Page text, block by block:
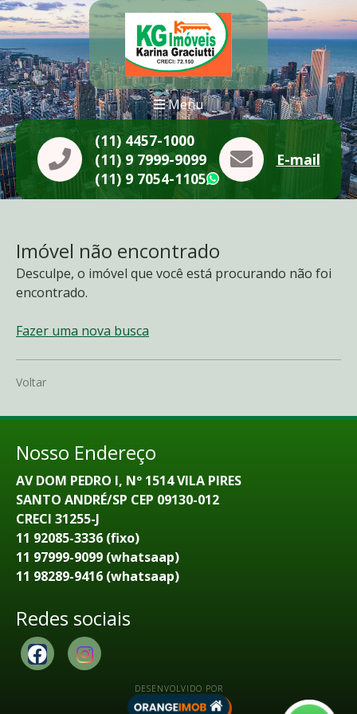
Menu
(11) 4457-1000
(11) 9 7999-9099
(11) 9 7054-1105
WhatsApp
E-mail
Imóvel não encontrado
Desculpe, o imóvel que você está procurando não foi
encontrado.
Fazer uma nova busca
Voltar
Nosso Endereço
AV DOM PEDRO I, Nº 1514 VILA PIRES
SANTO ANDRÉ/SP CEP 09130-012
CRECI 31255-J
11 92085-3336 (fixo)
11 97999-9099 (whatsaap)
11 98289-9416 (whatsaap)
Redes sociais
DESENVOLVIDO POR